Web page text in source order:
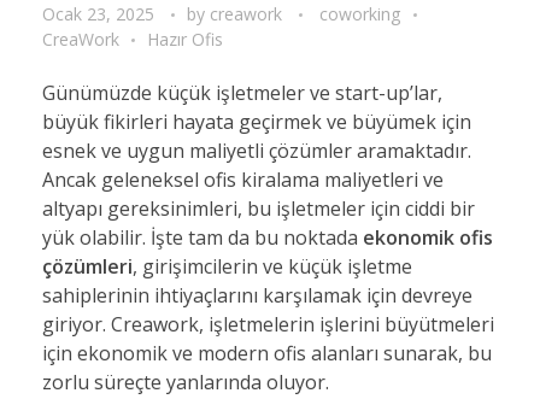
Ocak 23, 2025 by creawork
coworking
CreaWork
Hazır Ofis
Günümüzde küçük işletmeler ve start-up’lar,
büyük fikirleri hayata geçirmek ve büyümek için
esnek ve uygun maliyetli çözümler aramaktadır.
Ancak geleneksel ofis kiralama maliyetleri ve
altyapı gereksinimleri, bu işletmeler için ciddi bir
yük olabilir. İşte tam da bu noktada ekonomik ofis
çözümleri, girişimcilerin ve küçük işletme
sahiplerinin ihtiyaçlarını karşılamak için devreye
giriyor. Creawork, işletmelerin işlerini büyütmeleri
için ekonomik ve modern ofis alanları sunarak, bu
zorlu süreçte yanlarında oluyor.